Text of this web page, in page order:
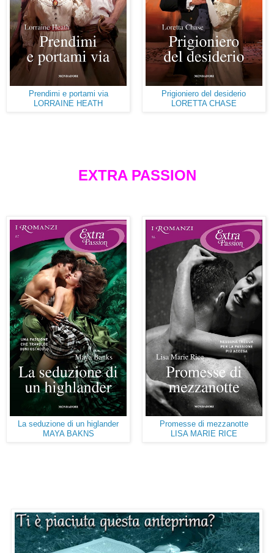
Prendimi e portami via
LORRAINE HEATH
Prigioniero del desiderio
LORETTA CHASE
EXTRA PASSION
La seduzione di un higlander
MAYA BAKNS
Promesse di mezzanotte
LISA MARIE RICE